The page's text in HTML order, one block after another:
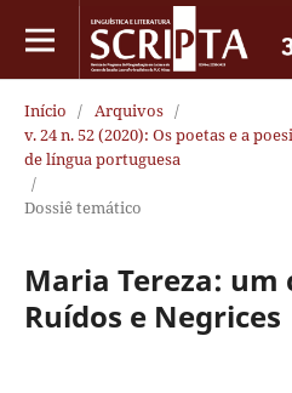
Início / Arquivos /
v. 24 n. 52 (2020): Os poetas e a
de língua portuguesa
/
Dossiê temático
Maria Tereza: um
Ruídos e Negrices